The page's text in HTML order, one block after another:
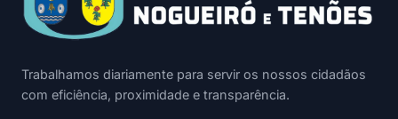
Trabalhamos diariamente para servir os nossos cidadãos
com eficiência, proximidade e transparência.